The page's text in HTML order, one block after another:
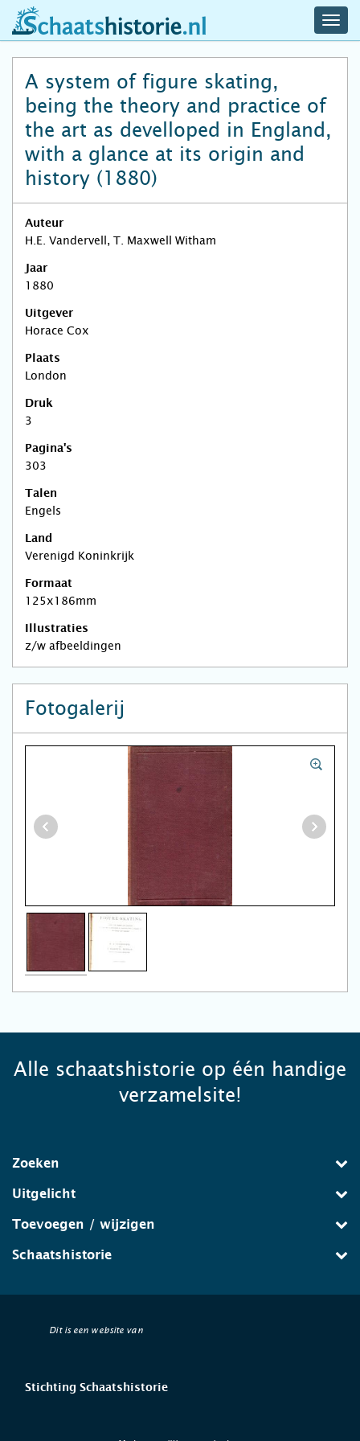
schaatshistorie.nl
A system of figure skating,
being the theory and practice of
the art as develloped in England,
with a glance at its origin and
history (1880)
Auteur
H.E. Vandervell, T. Maxwell Witham
Jaar
1880
Uitgever
Horace Cox
Plaats
London
Druk
3
Pagina's
303
Talen
Engels
Land
Verenigd Koninkrijk
Formaat
125x186mm
Illustraties
z/w afbeeldingen
Fotogalerij
Alle schaatshistorie op één handige
verzamelsite!
Zoeken
Uitgelicht
Toevoegen / wijzigen
Schaatshistorie
Dit is een website van
Stichting Schaatshistorie